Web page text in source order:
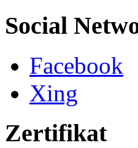
Social
Facebook
Xing
Zertifikat